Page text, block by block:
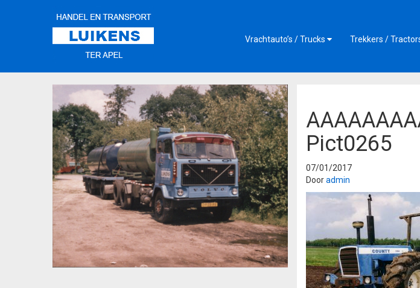
Vrachtauto’s / Trucks Trekkers /
Pict0265
07/01/2017
Dooradmin